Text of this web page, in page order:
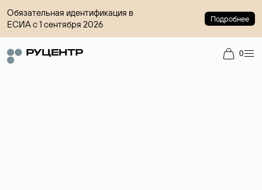
Обязательная идентификация в
ЕСИА с 1 сентября 2026
Подробнее
0